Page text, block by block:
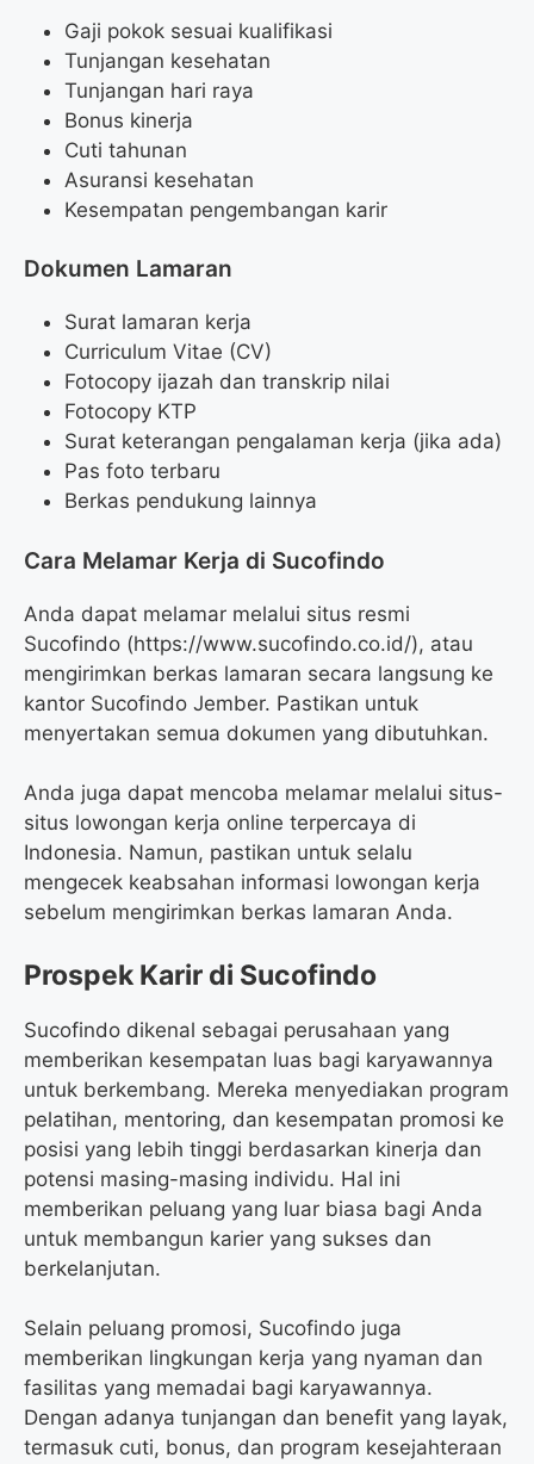
Gaji pokok sesuai kualifikasi
Tunjangan kesehatan
Tunjangan hari raya
Bonus kinerja
Cuti tahunan
Asuransi kesehatan
Kesempatan pengembangan karir
Dokumen Lamaran
Surat lamaran kerja
Curriculum Vitae (CV)
Fotocopy ijazah dan transkrip nilai
Fotocopy KTP
Surat keterangan pengalaman kerja (jika ada)
Pas foto terbaru
Berkas pendukung lainnya
Cara Melamar Kerja di Sucofindo
Anda dapat melamar melalui situs resmi
Sucofindo (https://www.sucofindo.co.id/), atau
mengirimkan berkas lamaran secara langsung ke
kantor Sucofindo Jember. Pastikan untuk
menyertakan semua dokumen yang dibutuhkan.
Anda juga dapat mencoba melamar melalui situs-
situs lowongan kerja online terpercaya di
Indonesia. Namun, pastikan untuk selalu
mengecek keabsahan informasi lowongan kerja
sebelum mengirimkan berkas lamaran Anda.
Prospek Karir di Sucofindo
Sucofindo dikenal sebagai perusahaan yang
memberikan kesempatan luas bagi karyawannya
untuk berkembang. Mereka menyediakan program
pelatihan, mentoring, dan kesempatan promosi ke
posisi yang lebih tinggi berdasarkan kinerja dan
potensi masing-masing individu. Hal ini
memberikan peluang yang luar biasa bagi Anda
untuk membangun karier yang sukses dan
berkelanjutan.
Selain peluang promosi, Sucofindo juga
memberikan lingkungan kerja yang nyaman dan
fasilitas yang memadai bagi karyawannya.
Dengan adanya tunjangan dan benefit yang layak,
termasuk cuti, bonus, dan program kesejahteraan